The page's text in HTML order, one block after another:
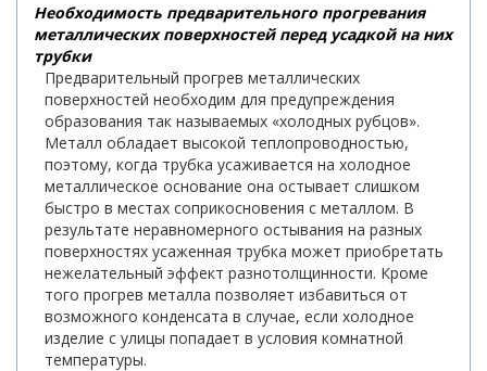
Необходимость предварительного прогревания
металлических поверхностей перед усадкой на них
трубки
Предварительный прогрев металлических
поверхностей необходим для предупреждения
образования так называемых «холодных рубцов».
Металл обладает высокой теплопроводностью,
поэтому, когда трубка усаживается на холодное
металлическое основание она остывает слишком
быстро в местах соприкосновения с металлом. В
результате неравномерного остывания на разных
поверхностях усаженная трубка может приобретать
нежелательный эффект разнотолщинности. Кроме
того прогрев металла позволяет избавиться от
возможного конденсата в случае, если холодное
изделие с улицы попадает в условия комнатной
температуры.